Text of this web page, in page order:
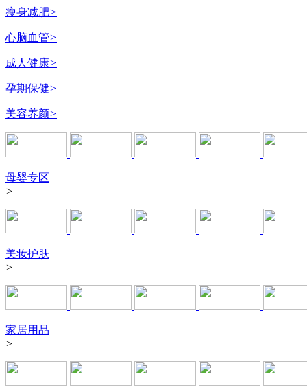
瘦身减肥>
心脑血管>
成人健康>
孕期保健>
美容养颜>
母婴专区
>
美妆护肤
>
家居用品
>